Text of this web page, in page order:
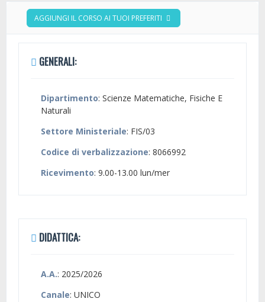
AGGIUNGI IL CORSO AI TUOI PREFERITI
GENERALI:
Dipartimento: Scienze Matematiche, Fisiche E
Naturali
Settore Ministeriale: FIS/03
Codice di verbalizzazione: 8066992
Ricevimento: 9.00-13.00 lun/mer
DIDATTICA:
A.A.: 2025/2026
Canale: UNICO